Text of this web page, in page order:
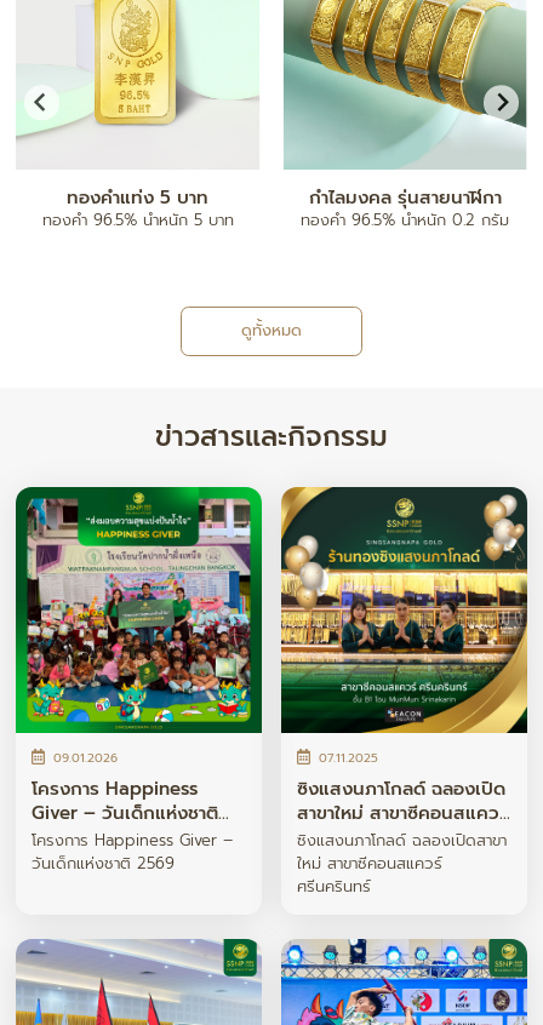
ทองคำแท่ง 5 บาท
ทองคำ 96.5% น้ำหนัก 5 บาท
กำไลมงคล รุ่นสายนาฬิกา
ทองคำ 96.5% น้ำหนัก 0.2 กรัม
ดูทั้งหมด
ข่าวสารและกิจกรรม
09.01.2026
โครงการ Happiness
Giver – วันเด็กแห่งชาติ
2569
โครงการ Happiness Giver –
วันเด็กแห่งชาติ 2569
07.11.2025
ซิงแสงนภาโกลด์ ฉลองเปิด
สาขาใหม่ สาขาซีคอนสแควร์
ศรีนครินทร์
ซิงแสงนภาโกลด์ ฉลองเปิดสาขา
ใหม่ สาขาซีคอนสแควร์
ศรีนครินทร์